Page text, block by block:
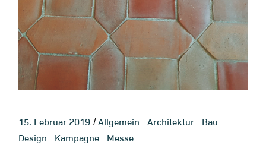
15. Februar 2019 Allgemein -Architektur - Bau -
Design - Kampagne - Messe